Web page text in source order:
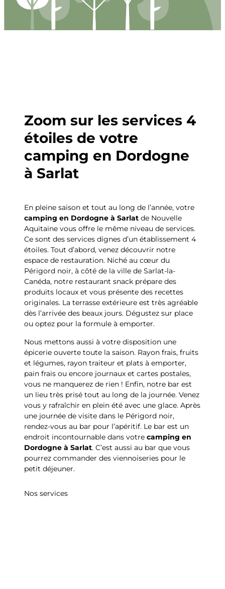
Zoom sur les services 4
étoiles de votre
camping en Dordogne
à Sarlat
En pleine saison et tout au long de l’année, votre
camping en Dordogne à Sarlat de Nouvelle
Aquitaine vous offre le même niveau de services.
Ce sont des services dignes d’un établissement 4
étoiles. Tout d’abord, venez découvrir notre
espace de restauration. Niché au cœur du
Périgord noir, à côté de la ville de Sarlat-la-
Canéda, notre restaurant snack prépare des
produits locaux et vous présente des recettes
originales. La terrasse extérieure est très agréable
dès l’arrivée des beaux jours. Dégustez sur place
ou optez pour la formule à emporter.
Nous mettons aussi à votre disposition une
épicerie ouverte toute la saison. Rayon frais, fruits
et légumes, rayon traiteur et plats à emporter,
pain frais ou encore journaux et cartes postales,
vous ne manquerez de rien ! Enfin, notre bar est
un lieu très prisé tout au long de la journée. Venez
vous y rafraîchir en plein été avec une glace. Après
une journée de visite dans le Périgord noir,
rendez-vous au bar pour l’apéritif. Le bar est un
endroit incontournable dans votre camping en
Dordogne à Sarlat. C’est aussi au bar que vous
pourrez commander des viennoiseries pour le
petit déjeuner.
Nos services